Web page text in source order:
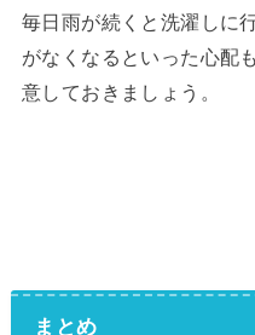
毎日雨が続くと洗濯しに
がなくなるといった心配
意しておきましょう。
まとめ